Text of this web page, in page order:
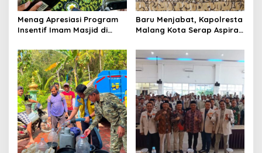
o
n
Menag Apresiasi Program
Insentif Imam Masjid di
Model Nasional
Baru Menjabat, Kapolresta
Malang Kota Serap Aspirasi
Kamtibmas